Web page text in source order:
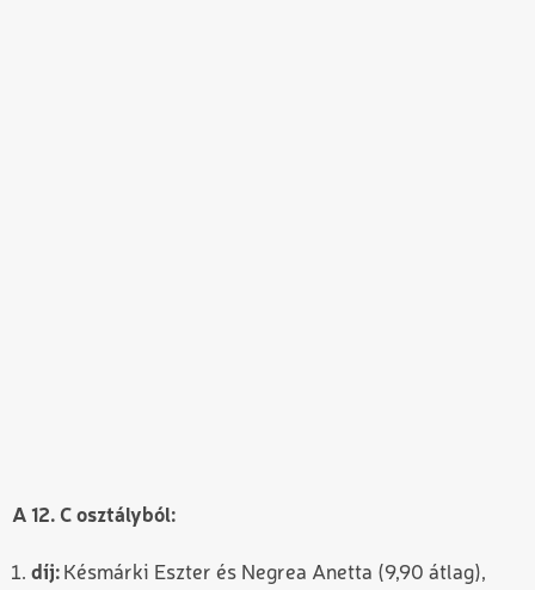
A 12. C osztályból:
díj: Késmárki Eszter és Negrea Anetta (9,90 átlag),